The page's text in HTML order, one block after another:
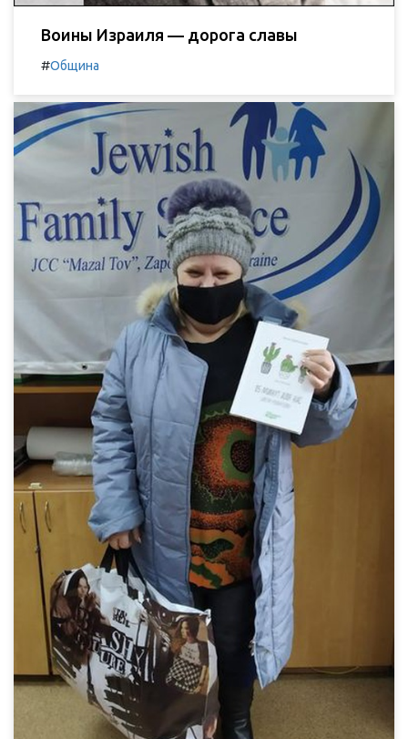
Воины Израиля — дорога славы
#Община